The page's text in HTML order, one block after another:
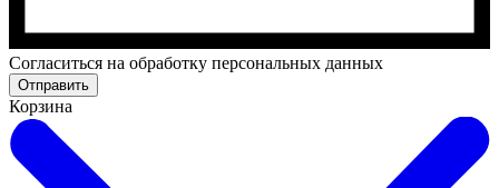
Cогласиться на обработку персональных данных
Отправить
Корзина